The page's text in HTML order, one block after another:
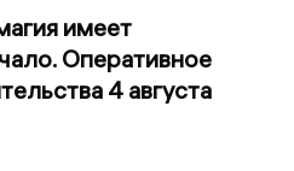
имеет
Оперативное
4 августа